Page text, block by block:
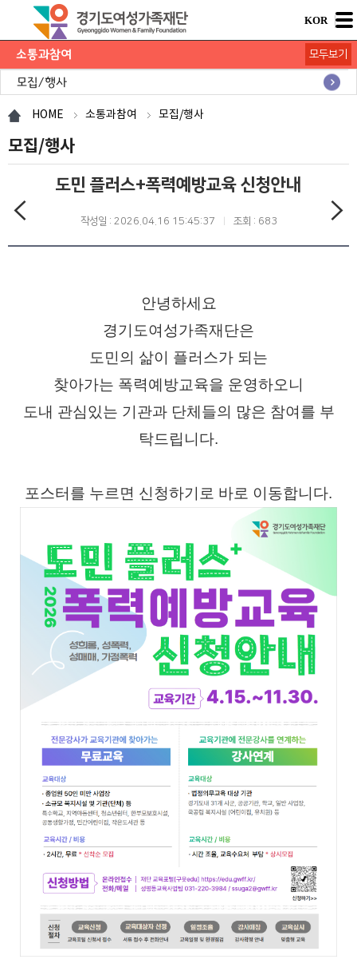
KOR
소통과참여
공지사항
채용공고
모집/행사
카드뉴스
언론보도
도민의 의견
재단 간행물
모두보기
HOME 소통과참여 모집/행사
모집/행사
도민 플러스+폭력예방교육 신청안내
작성일 : 2026.04.16 15:45:37 조회 : 683
안녕하세요
경기도여성가족재단은
도민의 삶이 플러스가 되는
찾아가는 폭력예방교육을 운영하오니
도내 관심있는 기관과 단체들의 많은 참여를 부
탁드립니다.
포스터를 누르면 신청하기로 바로 이동합니다.